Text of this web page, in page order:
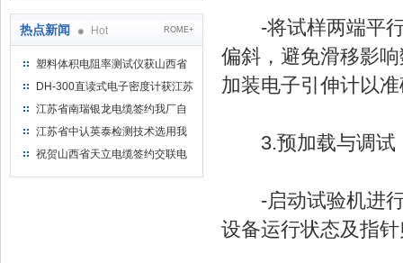
热点新闻 Hot ROME+
塑料体积电阻率测试仪获山西省
水利机械厂选用
DH-300直读式电子密度计获江苏
省苏州市安信塑业选用
江苏省南瑞银龙电缆签约我厂自
然换气老化箱等电缆检测设备
江苏省中认英泰检测技术选用我
厂自然换气老化试验箱
祝贺山西省天立电缆签约交联电
-将试样两端平行
偏斜，避免滑移影
加装电子引伸计以
3.预加载与调试
-启动试验机进行
设备运行状态及指